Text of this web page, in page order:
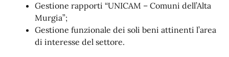
Gestione rapporti “UNICAM – Comuni dell’Alta
Murgia”;
Gestione funzionale dei soli beni attinenti l’area
di interesse del settore.